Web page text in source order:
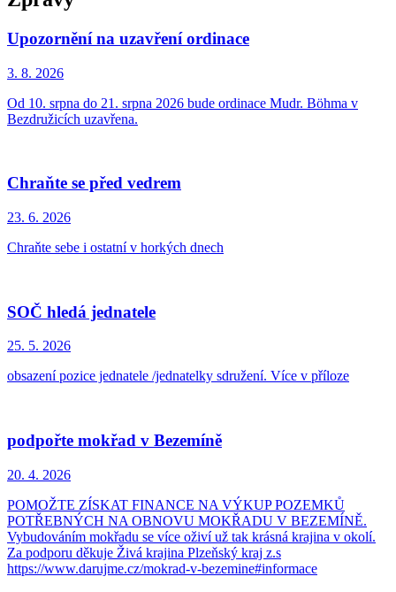
Upozornění na uzavření ordinace
3. 8. 2026
Od 10. srpna do 21. srpna 2026 bude ordinace Mudr. Böhma v
Bezdružicích uzavřena.
Chraňte se před vedrem
23. 6. 2026
Chraňte sebe i ostatní v horkých dnech
SOČ hledá jednatele
25. 5. 2026
obsazení pozice jednatele /jednatelky sdružení. Více v příloze
podpořte mokřad v Bezemíně
20. 4. 2026
POMOŽTE ZÍSKAT FINANCE NA VÝKUP POZEMKŮ
POTŘEBNÝCH NA OBNOVU MOKŘADU V BEZEMÍNĚ.
Vybudováním mokřadu se více oživí už tak krásná krajina v okolí.
Za podporu děkuje Živá krajina Plzeňský kraj z.s
https://www.darujme.cz/mokrad-v-bezemine#informace